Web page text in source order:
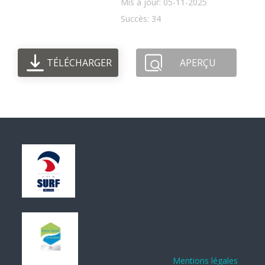
Succès: 34
TÉLÉCHARGER APERÇU
Mentions légales